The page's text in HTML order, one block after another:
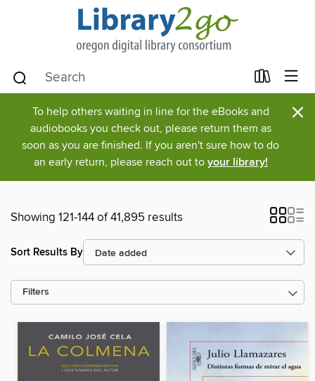
To help others waiting in line for the eBooks and
audiobooks you check out, please return them as
soon as you are finished. If you aren't sure how to do
an early return, please reach out to your library!
×
Showing 121-144 of 41,895 results
Sort Results By
Filters